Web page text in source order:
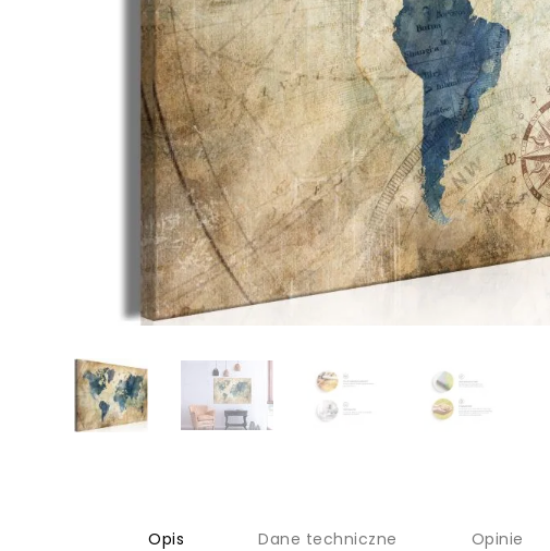
Opis Dane techniczne Opinie